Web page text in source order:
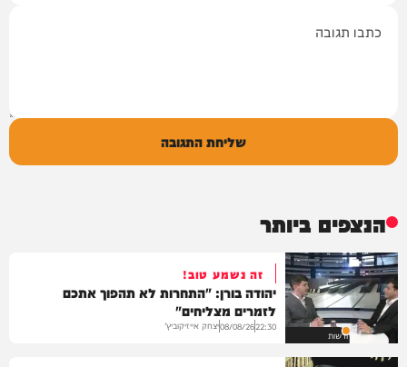
שליחת התגובה
הנצפים ביותר
חדשות
זה נשמע טוב!
יהודה בורן: "התחרות לא תהפוך אתכם
לזמרים מצליחים"
22:30
08/08/26יצחק אייזיקוביץ'